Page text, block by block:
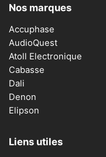
Nos marques
Accuphase
AudioQuest
Atoll Electronique
Cabasse
Dali
Denon
Elipson
Liens utiles